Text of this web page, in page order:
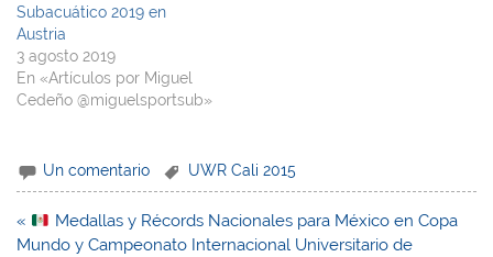
Subacuático 2019 en
Austria
3 agosto 2019
En «Artículos por Miguel
Cedeño @miguelsportsub»
Un comentario UWR Cali 2015
Navegación
de
«
Medallas y Récords Nacionales para México en Copa
Mundo y Campeonato Internacional Universitario de